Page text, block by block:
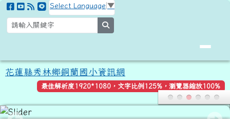
跳至主內容區
花蓮縣秀林鄉銅蘭國小資訊網
Select Language ▼
花蓮縣秀林鄉銅蘭國小資訊網
最佳解析度1920*1080，文字比例125%，瀏覽器縮放100%